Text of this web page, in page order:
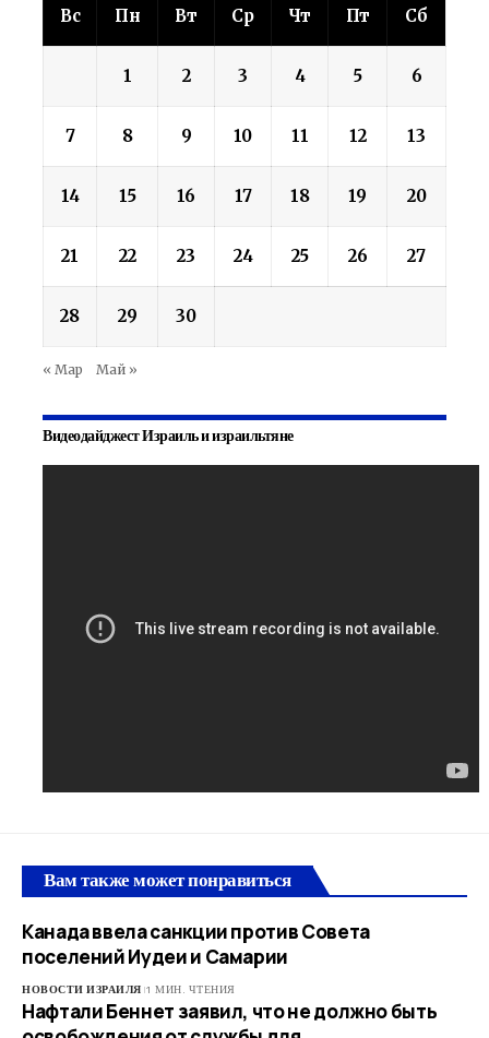
Вс Пн Вт Ср Чт Пт Сб
1 2 3 4 5 6
7 8 9 10 11 12 13
14 15 16 17 18 19 20
21 22 23 24 25 26 27
28 29 30
« Мар Май »
Видеодайджест Израиль и израильтяне
Вам также может понравиться
Канада ввела санкции против Совета
поселений Иудеи и Самарии
НОВОСТИ ИЗРАИЛЯ 1 МИН. ЧТЕНИЯ
Нафтали Беннет заявил, что не должно быть